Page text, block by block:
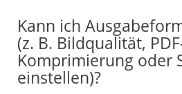
Kann ich
(z. B. Bildqualität,
Komprimierung oder
einstellen)?